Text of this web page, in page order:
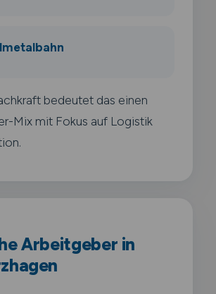
bedeutet das einen
Mix mit Fokus auf Logistik
Arbeitgeber in